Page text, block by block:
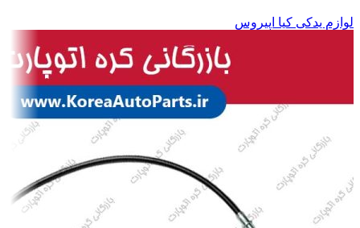
لوازم یدکی کیا اپیروس